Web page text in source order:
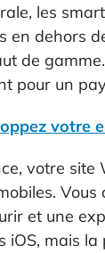
les
en dehors
de
pour un
votre
votre
et une
iOS, mais